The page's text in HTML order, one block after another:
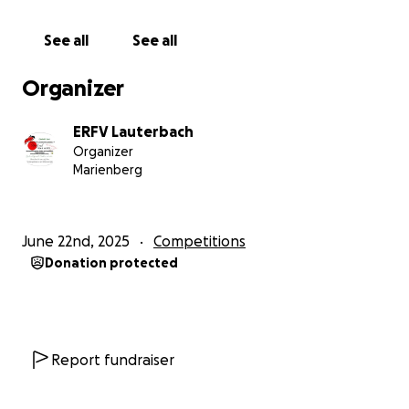
See all See all
Organizer
ERFV Lauterbach
Organizer
Marienberg
June 22nd, 2025 Competitions
Donation protected
Report fundraiser